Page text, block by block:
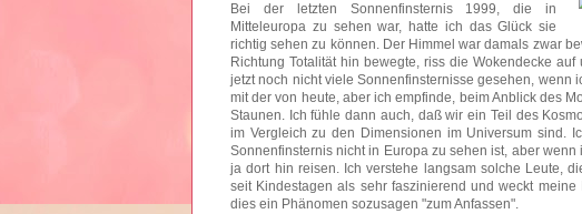
Bei der letzten Sonnenfinsternis 1999, die in
Mitteleuropa zu sehen war, hatte ich das Glück sie
richtig sehen zu können. Der Himmel war damals zwar
Richtung Totalität hin bewegte, riss die Wokendecke
jetzt noch nicht viele Sonnenfinsternisse gesehen, wenn
mit der von heute, aber ich empfinde, beim Anblick des
Staunen. Ich fühle dann auch, daß wir ein Teil des
im Vergleich zu den Dimensionen im Universum sind.
Sonnenfinsternis nicht in Europa zu sehen ist, aber
ja dort hin reisen. Ich verstehe langsam solche Leute,
seit Kindestagen als sehr faszinierend und weckt
dies ein Phänomen sozusagen "zum Anfassen".